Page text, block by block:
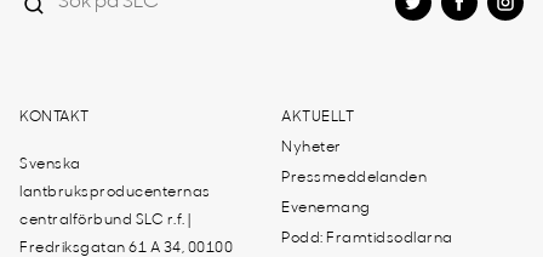
KONTAKT
Svenska
lantbruksproducenternas
centralförbund SLC r.f. |
Fredriksgatan 61 A 34, 00100
AKTUELLT
Nyheter
Pressmeddelanden
Evenemang
Podd: Framtidsodlarna